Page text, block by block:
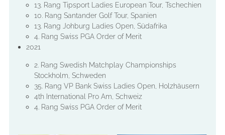
13. Rang Tipsport Ladies European Tour, Tschechien
10. Rang Santander Golf Tour, Spanien
13. Rang Johburg Ladies Open, Südafrika
4. Rang Swiss PGA Order of Merit
2021
2. Rang Swedish Matchplay Championships
Stockholm, Schweden
35. Rang VP Bank Swiss Ladies Open, Holzhäusern
4th International Pro Am, Schweiz
4. Rang Swiss PGA Order of Merit